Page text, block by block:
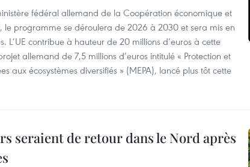
fédéral allemand de la Coopération économique et
le programme se déroulera de 2026 à 2030 et sera mis en
L’UE contribue à hauteur de 20 millions d’euros à cette
allemand de 7,5 millions d’euros intitulé « Protection et
aux écosystèmes diversifiés » (MEPA), lancé plus tôt cette
seraient de retour dans le Nord après